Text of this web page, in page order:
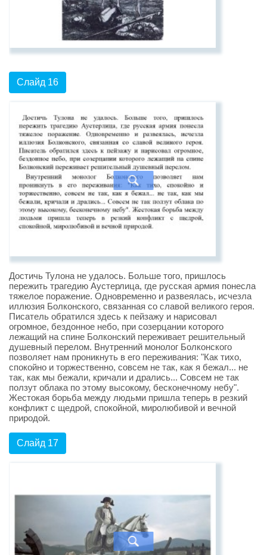
Слайд 16
Достичь Тулона не удалось. Больше того, пришлось
пережить трагедию Аустерлица, где русская армия понесла
тяжелое поражение. Одновременно и развеялась, исчезла
иллюзия Болконского, связанная со славой великого героя.
Писатель обратился здесь к пейзажу и нарисовал
огромное, бездонное небо, при созерцании которого
лежащий на спине Болконский переживает решительный
душевный перелом. Внутренний монолог Болконского
позволяет нам проникнуть в его переживания: "Как тихо,
спокойно и торжественно, совсем не так, как я бежал... не
так, как мы бежали, кричали и дрались... Совсем не так
ползут облака по этому высокому, бесконечному небу".
Жестокая борьба между людьми пришла теперь в резкий
конфликт с щедрой, спокойной, миролюбивой и вечной
природой.
Слайд 17